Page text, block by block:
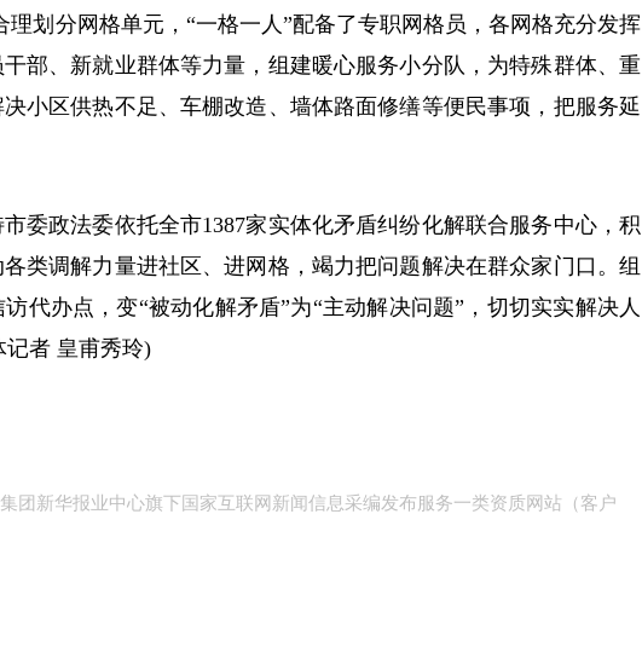
划分网格单元，“一格一人”配备了专职网格员，各网格充分发挥
部、新就业群体等力量，组建暖心服务小分队，为特殊群体、重
小区供热不足、车棚改造、墙体路面修缮等便民事项，把服务延
政法委依托全市1387家实体化矛盾纠纷化解联合服务中心，积
类调解力量进社区、进网格，竭力把问题解决在群众家门口。组
代办点，变“被动化解矛盾”为“主动解决问题”，切切实实解决人
记者 皇甫秀玲)
团新华报业中心旗下国家互联网新闻信息采编发布服务一类资质网站（客户